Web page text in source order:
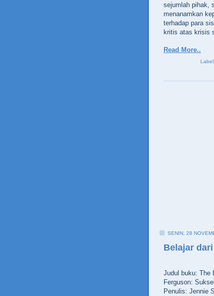
sejumlah pihak,
menanamkan
terhadap para
kritis atas krisis
Read More..
Label:
SENIN, 28
Belajar
Judul buku: The
Ferguson:
Penulis: Jennie